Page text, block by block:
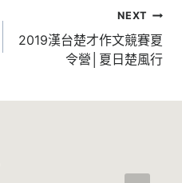
NEXT
2019漢台楚才作文競賽夏
令營│夏日楚風行